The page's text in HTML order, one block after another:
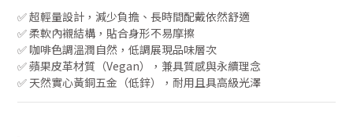
✅ 超輕量設計，減少負擔、長時間配戴依然舒適
✅ 柔軟內襯結構，貼合身形不易摩擦
✅ 咖啡色調溫潤自然，低調展現品味層次
✅ 蘋果皮革材質（Vegan），兼具質感與永續理念
✅ 天然實心黃銅五金（低鋅），耐用且具高級光澤